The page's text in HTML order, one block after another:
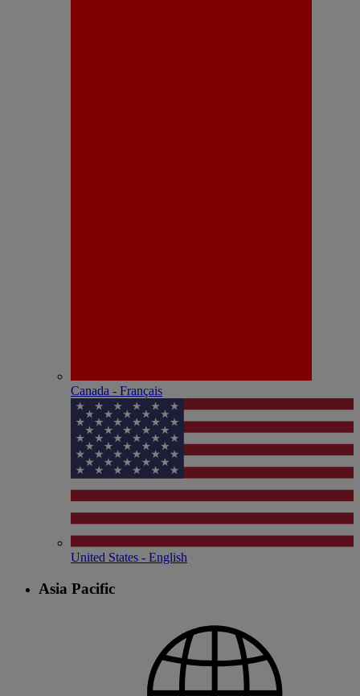
Canada - Français
United States - English
Asia Pacific